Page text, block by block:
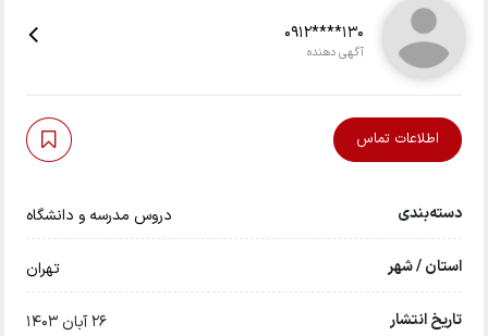
0912****130
آگهی دهنده
اطلاعات تماس
دسته‌بندی دروس مدرسه و دانشگاه
استان / شهر تهران
تاریخ انتشار 26 آبان 1403